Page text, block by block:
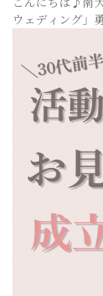
ウェディング」
が入会してくだ
優しい雰囲気を